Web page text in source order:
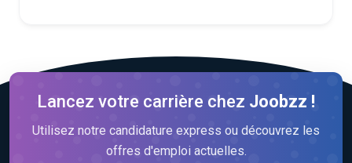
Lancez votre carrière chez Joobzz !
Utilisez notre candidature express ou découvrez les
offres d'emploi actuelles.